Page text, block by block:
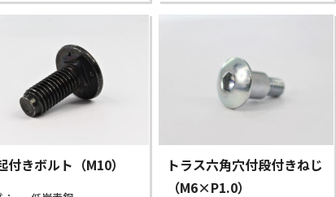
付きボルト（M10）
トラス六角穴付段付きねじ
（M6×P1.0）